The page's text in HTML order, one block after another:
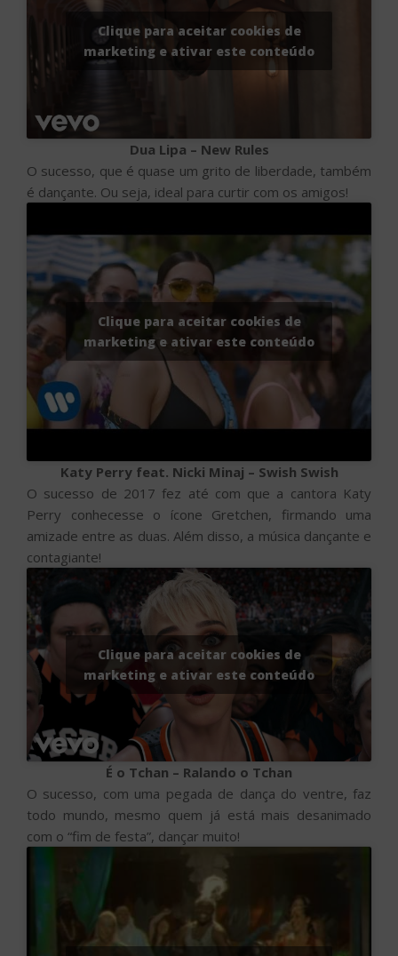
Clique para aceitar cookies de
marketing e ativar este conteúdo
Dua Lipa – New Rules
O sucesso, que é quase um grito de liberdade, também
é dançante. Ou seja, ideal para curtir com os amigos!
Clique para aceitar cookies de
marketing e ativar este conteúdo
Katy Perry feat. Nicki Minaj – Swish Swish
O sucesso de 2017 fez até com que a cantora Katy
Perry conhecesse o ícone Gretchen, firmando uma
amizade entre as duas. Além disso, a música dançante e
contagiante!
Clique para aceitar cookies de
marketing e ativar este conteúdo
É o Tchan – Ralando o Tchan
O sucesso, com uma pegada de dança do ventre, faz
todo mundo, mesmo quem já está mais desanimado
com o “fim de festa”, dançar muito!